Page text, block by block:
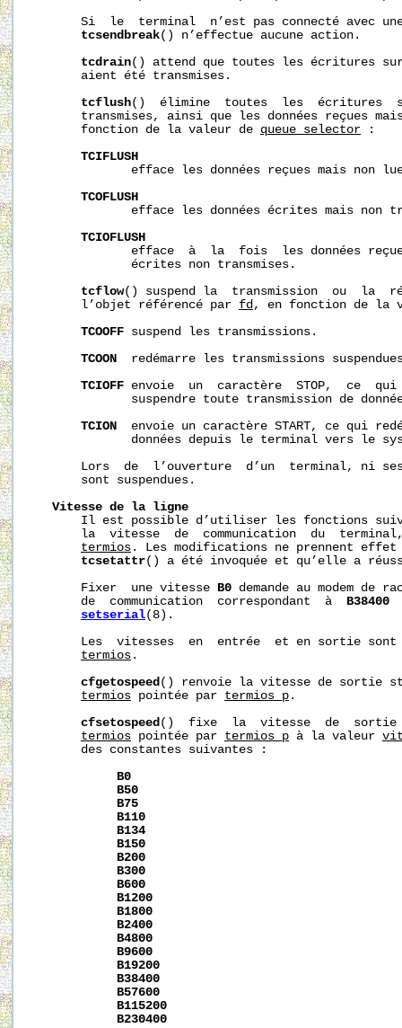
Si  le  terminal  n’est pas connecté avec
tcsendbreak() n’effectue aucune action.
tcdrain() attend que toutes les écritures
       aient été transmises.
tcflush()  élimine  toutes  les  écritures
transmises, ainsi que les données reçues
       fonction de la valeur de
queue_selector :
TCIFLUSH
efface les données reçues mais non
TCOFLUSH
efface les données écrites mais non
TCIOFLUSH
efface  à  la  fois  les données
              écrites non transmises.
tcflow() suspend la  transmission  ou  la
       l’objet référencé par
fd, en fonction de la
TCOOFF suspend les transmissions.
TCOON
redémarre les transmissions
TCIOFF envoie  un  caractère  STOP,  ce  qui
suspendre toute transmission de
TCION
envoie un caractère START, ce qui
données depuis le terminal vers le
Lors  de  l’ouverture  d’un  terminal, ni
       sont suspendues.
Vitesse de la
ligne
Il est possible d’utiliser les fonctions
la  vitesse  de  communication  du
termios . Les modifications ne prennent
tcsetattr() a été invoquée et qu’elle a
       Fixer  une vitesse
B0 demande au modem
       de  communication  correspondant  à
B38400
setserial(8).
Les  vitesses  en  entrée  et en sortie
termios .
cfgetospeed() renvoie la vitesse de sortie
termios pointée par termios_p .
cfsetospeed()  fixe  la  vitesse  de  sortie
termios pointée par termios_p à la valeur
       des constantes suivantes :
B0
B50
B75
B110
B134
B150
B200
B300
B600
B1200
B1800
B2400
B4800
B9600
B19200
B38400
B57600
B115200
B230400